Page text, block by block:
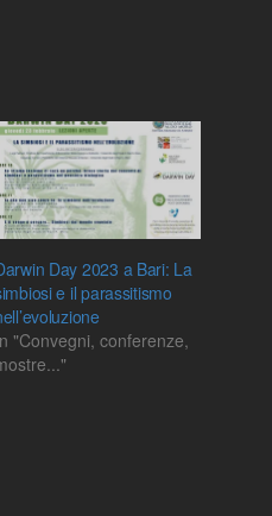
Day 2023 a Bari: La
e il parassitismo
"Convegni, conferenze,